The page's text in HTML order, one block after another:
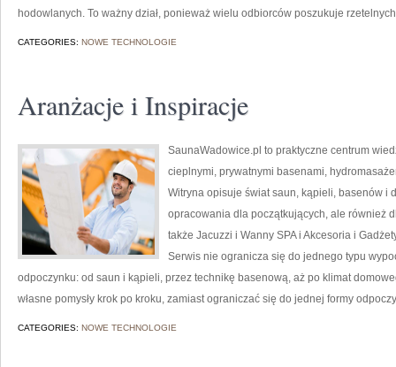
hodowlanych. To ważny dział, ponieważ wielu odbiorców poszukuje
CATEGORIES: NOWE TECHNOLOGIE
Aranżacje i Inspiracje
SaunaWadowice.pl to praktyczne centrum
cieplnymi, prywatnymi basenami,
Witryna opisuje świat saun, kąpieli, basenów i
opracowania dla początkujących, ale również
także Jacuzzi i Wanny SPA i Akcesoria i
Serwis nie ogranicza się do jednego typu
odpoczynku: od saun i kąpieli, przez technikę basenową, aż po klimat
własne pomysły krok po kroku, zamiast ograniczać się do jednej formy
CATEGORIES: NOWE TECHNOLOGIE